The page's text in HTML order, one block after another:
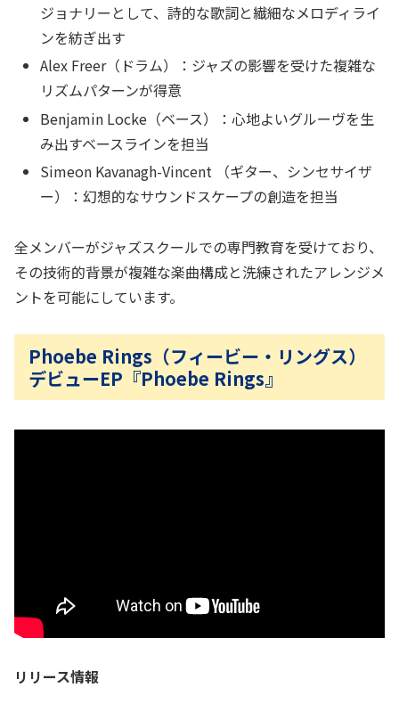
ジョナリーとして、詩的な歌詞と繊細なメロディライ
ンを紡ぎ出す
Alex Freer（ドラム）：ジャズの影響を受けた複雑な
リズムパターンが得意
Benjamin Locke（ベース）：心地よいグルーヴを生
み出すベースラインを担当
Simeon Kavanagh-Vincent （ギター、シンセサイザ
ー）：幻想的なサウンドスケープの創造を担当
全メンバーがジャズスクールでの専門教育を受けており、
その技術的背景が複雑な楽曲構成と洗練されたアレンジメ
ントを可能にしています。
Phoebe Rings（フィービー・リングス）
デビューEP『Phoebe Rings』
リリース情報